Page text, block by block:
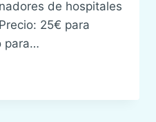
de hospitales
25€ para
para…